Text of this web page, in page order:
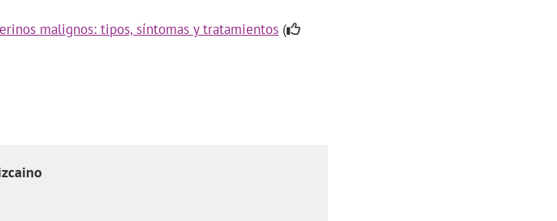
malignos: tipos, síntomas y tratamientos (